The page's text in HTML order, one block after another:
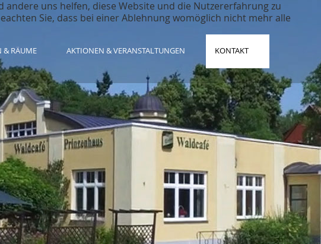
& RÄUME AKTIONEN & VERANSTALTUNGEN KONTAKT
uns helfen, diese Website und die Nutzererfahrung zu
Sie, dass bei einer Ablehnung womöglich nicht mehr alle